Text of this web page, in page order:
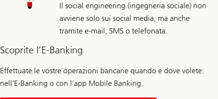
Il social engineering (ingegneria sociale) non
avviene solo sui social media, ma anche
tramite e-mail, SMS o telefonata.
Scoprite l’E-Banking
Effettuate le vostre operazioni bancarie quando e dove volete:
nell’E-Banking o con l’app Mobile Banking.